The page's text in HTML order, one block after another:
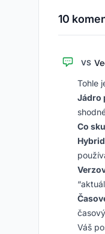
10
VS
Tohle
Jádro
Co
Váš